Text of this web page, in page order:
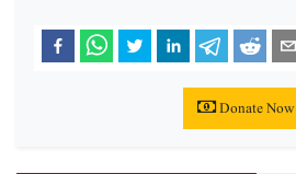
Donate Now